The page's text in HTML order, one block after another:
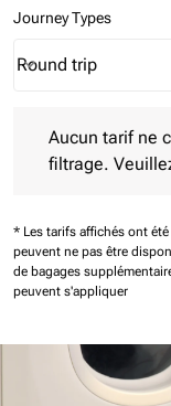
Journey Types
Journey Types
Round trip
keyboard_arrow_down
Aucun tarif ne
filtrage.
* Les tarifs affichés ont
peuvent ne pas être
de bagages
peuvent s'appliquer